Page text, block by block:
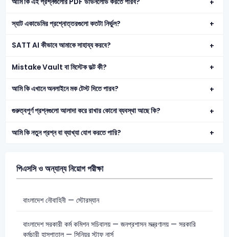
স্যাট একাডেমির প্রশ্নোত্তরগুলো কতটা নির্ভুল?
SATT AI কীভাবে আমাকে সাহায্য করবে?
Mistake Vault বা মিস্টেক ভল্ট কী?
আমি কি এখানে অনলাইনে মক টেস্ট দিতে পারব?
গুরুত্বপূর্ণ প্রশ্নগুলো আলাদা করে রাখার কোনো ব্যবস্থা আছে কি?
আমি কি নতুন প্রশ্ন বা ব্যাখ্যা যোগ করতে পারি?
পিএসসি ও অন্যান্য নিয়োগ পরীক্ষা
বাংলাদেশ নৌবাহিনী — স্টোরম্যান
বাংলাদেশ সরকারী কর্ম কমিশন সচিবালয় — জনপ্রশাসন মন্ত্রণালয় — সরকারি
কর্মচারী হাসপাতাল — সিনিয়র স্টাফ নার্স